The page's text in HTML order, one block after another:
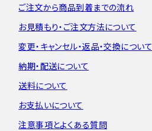
ご注文から商品到着までの流れ
お見積もり・ ご注文方法について
変更・キャンセル・返品・交換について
納期・配送について
送料について
お支払いについて
注意事項とよくある質問